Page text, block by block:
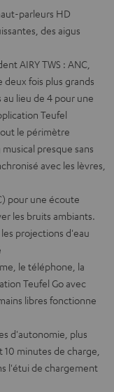
parleurs HD
des aigus
AIRY TWS : ANC,
fois plus grands
lieu de 4 pour une
Teufel
le périmètre
presque sans
avec les lèvres,
pour une écoute
les bruits ambiants.
projections d'eau
le téléphone, la
Teufel Go avec
libres fonctionne
d'autonomie, plus
minutes de charge,
l'étui de chargement